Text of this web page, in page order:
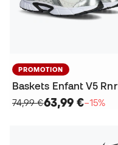
PROMOTION
Baskets Enfant V5 Rnr
74,99 €63,99 €−15%